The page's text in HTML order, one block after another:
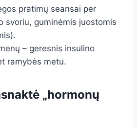
pratimų seansai per
svoriu, guminėmis juostomis
– geresnis insulino
ramybės metu.
„hormonų